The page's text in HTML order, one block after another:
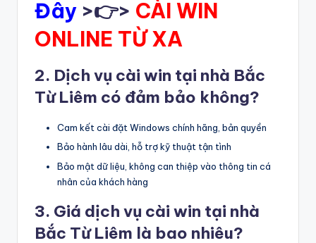
Đây >👉> CÀI WIN
ONLINE TỪ XA
2. Dịch vụ cài win tại nhà Bắc
Từ Liêm có đảm bảo không?
Cam kết cài đặt Windows chính hãng, bản quyền
Bảo hành lâu dài, hỗ trợ kỹ thuật tận tình
Bảo mật dữ liệu, không can thiệp vào thông tin cá
nhân của khách hàng
3. Giá dịch vụ cài win tại nhà
Bắc Từ Liêm là bao nhiêu?